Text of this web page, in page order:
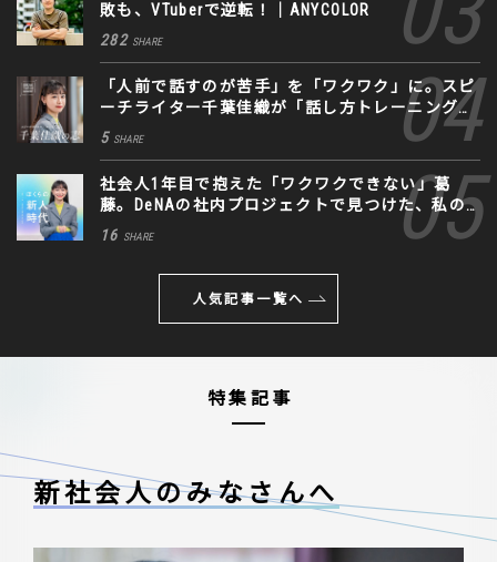
敗も、VTuberで逆転！｜ANYCOLOR
282 SHARE
「人前で話すのが苦手」を「ワクワク」に。スピ
ーチライター千葉佳織が「話し方トレーニング」
に込めた思い
5 SHARE
社会人1年目で抱えた「ワクワクできない」葛
藤。DeNAの社内プロジェクトで見つけた、私の
生きる道
16 SHARE
人気記事一覧へ
特集記事
新社会人のみなさんへ